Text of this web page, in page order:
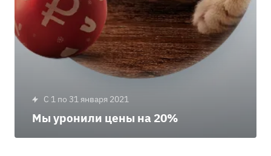
c 1 по 31 января 2021
Мы уронили цены на 20%